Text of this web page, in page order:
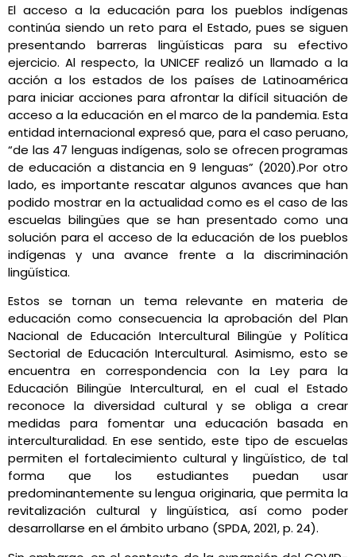
El acceso a la educación para los pueblos indígenas
continúa siendo un reto para el Estado, pues se siguen
presentando barreras lingüísticas para su efectivo
ejercicio. Al respecto, la UNICEF realizó un llamado a la
acción a los estados de los países de Latinoamérica
para iniciar acciones para afrontar la difícil situación de
acceso a la educación en el marco de la pandemia. Esta
entidad internacional expresó que, para el caso peruano,
“de las 47 lenguas indígenas, solo se ofrecen programas
de educación a distancia en 9 lenguas” (2020).Por otro
lado, es importante rescatar algunos avances que han
podido mostrar en la actualidad como es el caso de las
escuelas bilingües que se han presentado como una
solución para el acceso de la educación de los pueblos
indígenas y una avance frente a la discriminación
lingüística.
Estos se tornan un tema relevante en materia de
educación como consecuencia la aprobación del Plan
Nacional de Educación Intercultural Bilingüe y Política
Sectorial de Educación Intercultural. Asimismo, esto se
encuentra en correspondencia con la Ley para la
Educación Bilingüe Intercultural, en el cual el Estado
reconoce la diversidad cultural y se obliga a crear
medidas para fomentar una educación basada en
interculturalidad. En ese sentido, este tipo de escuelas
permiten el fortalecimiento cultural y lingüístico, de tal
forma que los estudiantes puedan usar
predominantemente su lengua originaria, que permita la
revitalización cultural y lingüística, así como poder
desarrollarse en el ámbito urbano (SPDA, 2021, p. 24).